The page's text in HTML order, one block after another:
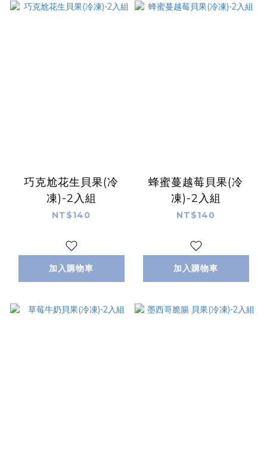
巧克尬花生貝果(冷
凍)-2入組
NT$140
加入購物車
蜂蜜蔓越莓貝果(冷
凍)-2入組
NT$140
加入購物車